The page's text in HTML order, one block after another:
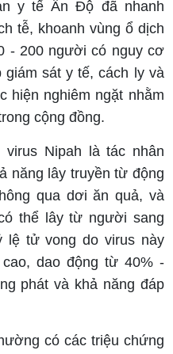
y tế Ấn Độ đã nhanh
tễ, khoanh vùng ổ dịch
- 200 người có nguy cơ
giám sát y tế, cách ly và
hiện nghiêm ngặt nhằm
cộng đồng.
virus Nipah là tác nhân
năng lây truyền từ động
qua dơi ăn quả, và
thể lây từ người sang
lệ tử vong do virus này
dao động từ 40% -
phát và khả năng đáp
có các triệu chứng